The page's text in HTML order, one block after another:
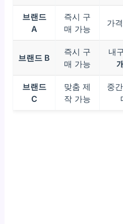
브랜드
A
즉시 구
매 가능
가
브랜드 B
즉시 구
매 가능
내
브랜드
C
맞춤 제
작 가능
중